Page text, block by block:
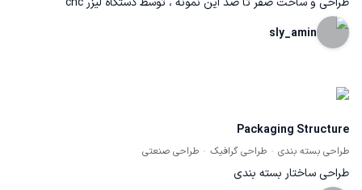
sly_amin
Packaging Structure
طراحی بسته بندی طراحی گرافیک طراحی صنعتی
طراحی ساختار بسته بندی